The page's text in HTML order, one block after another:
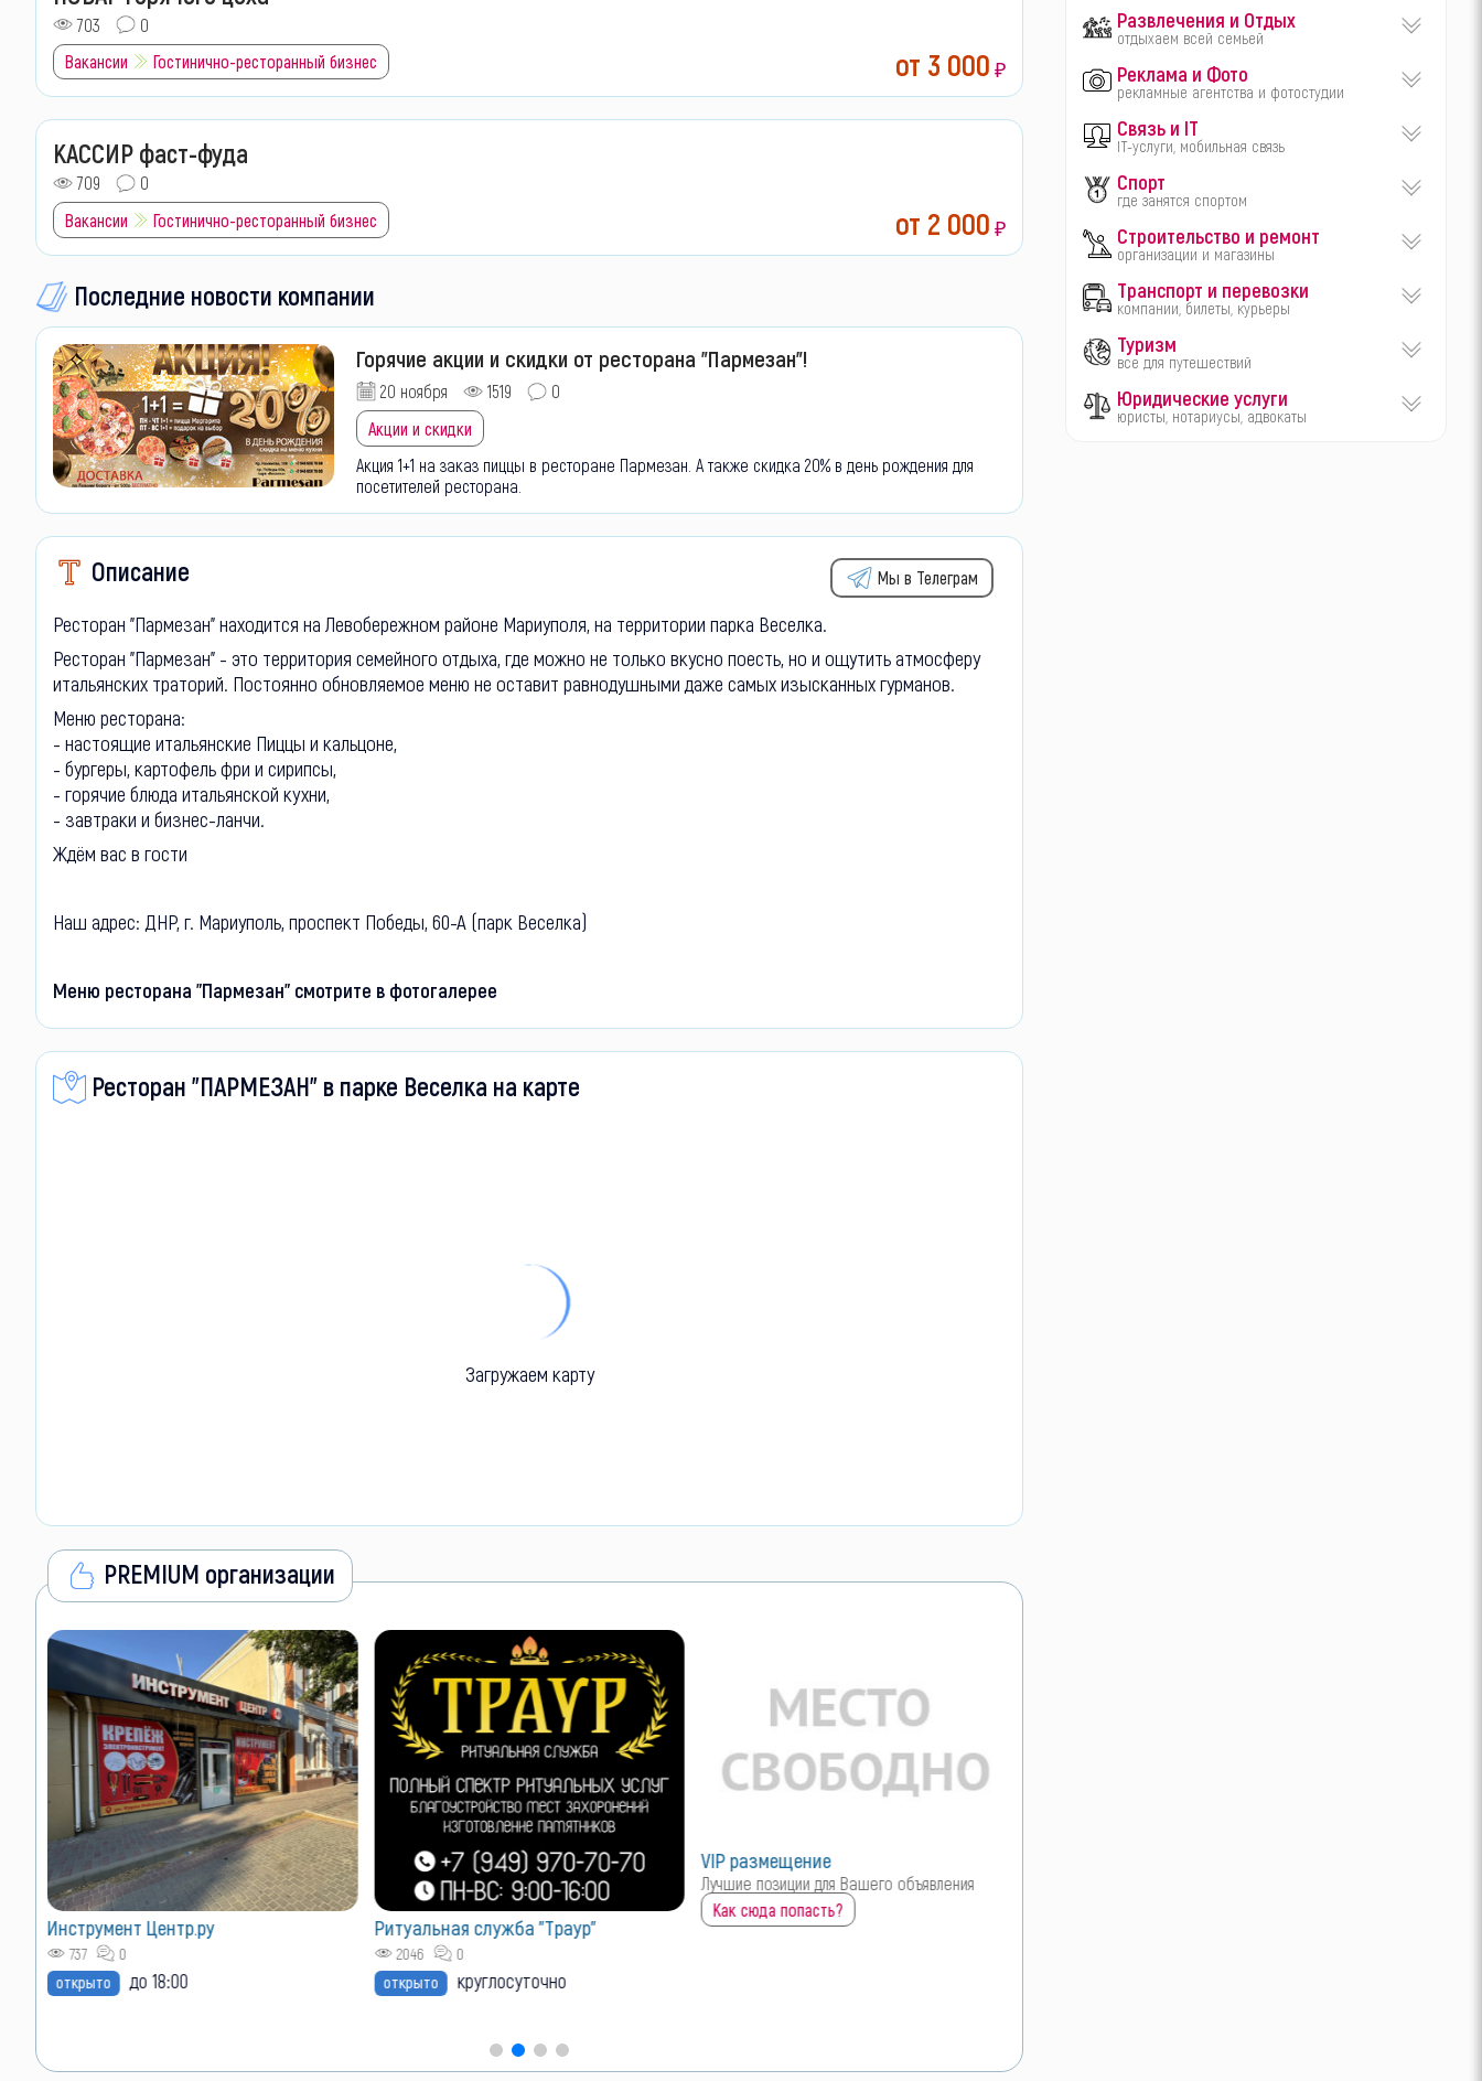
703
0
Вакансии
Гостинично-ресторанный бизнес от 3 000 ₽
КАССИР фаст-фуда
709
0
Вакансии
Гостинично-ресторанный бизнес от 2 000 ₽
Последние новости компании
Горячие акции и скидки от ресторана "Пармезан"!
20 ноября 1519
0
Акции и скидки
Акция 1+1 на заказ пиццы в ресторане Пармезан. А также скидка 20% в день рождения для
посетителей ресторана.
Описание Мы в Телеграм
Ресторан "Пармезан" находится на Левобережном районе Мариуполя, на территории парка Веселка.
Ресторан "Пармезан" - это территория семейного отдыха, где можно не только вкусно поесть, но и ощутить атмосферу
итальянских траторий. Постоянно обновляемое меню не оставит равнодушными даже самых изысканных гурманов.
Меню ресторана:
- настоящие итальянские Пиццы и кальцоне,
- бургеры, картофель фри и сирипсы,
- горячие блюда итальянской кухни,
- завтраки и бизнес-ланчи.
Ждём вас в гости
Наш адрес: ДНР, г. Мариуполь, проспект Победы, 60-А (парк Веселка)
Меню ресторана "Пармезан" смотрите в фотогалерее
Ресторан "ПАРМЕЗАН" в парке Веселка на карте
Загружаем карту
PREMIUM организации
Инструмент Центр.ру
737
0
открыто
до 18:00
Ритуальная служба "Траур"
2046
0
открыто
круглосуточно
VIP размещение
Лучшие позиции для Вашего объявления
Как сюда попасть?
Развлечения и Отдых
отдыхаем всей семьей
Реклама и Фото
рекламные агентства и фотостудии
Связь и IT
IT-услуги, мобильная связь
Спорт
где занятся спортом
Строительство и ремонт
организации и магазины
Транспорт и перевозки
компании, билеты, курьеры
Туризм
все для путешествий
Юридические услуги
юристы, нотариусы, адвокаты